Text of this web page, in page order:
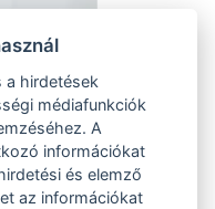
7 munkanapon belül
7 munkanapon belül
a hirdetések
médiafunkciók
A
információkat
és elemző
az információkat